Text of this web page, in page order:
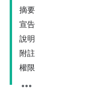
摘要
宣告
說明
附註
權限